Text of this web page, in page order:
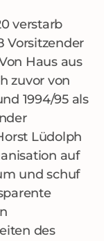
verstarb
Vorsitzender
Haus aus
zuvor von
1994/95 als
Lüdolph
auf
und schuf
des